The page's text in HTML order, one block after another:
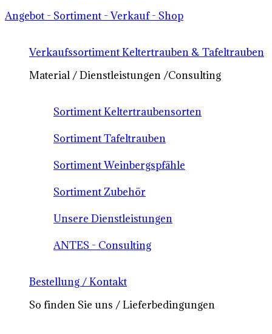
Angebot - Sortiment - Verkauf - Shop
Verkaufssortiment Keltertrauben & Tafeltrauben
Material / Dienstleistungen /Consulting
Sortiment Keltertraubensorten
Sortiment Tafeltrauben
Sortiment Weinbergspfähle
Sortiment Zubehör
Unsere Dienstleistungen
ANTES - Consulting
Bestellung / Kontakt
So finden Sie uns / Lieferbedingungen